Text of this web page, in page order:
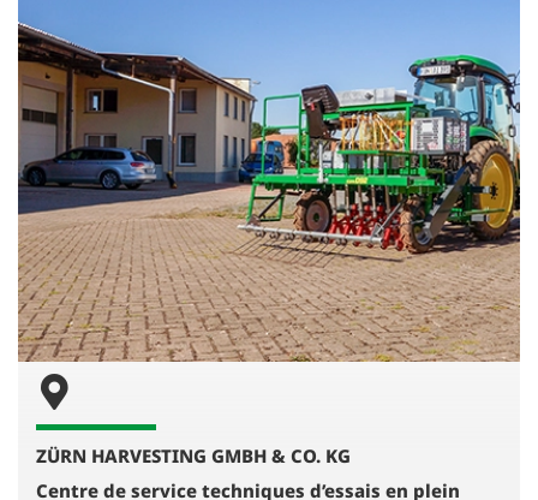
ZÜRN HARVESTING GMBH & CO. KG
Centre de service techniques d’essais en plein